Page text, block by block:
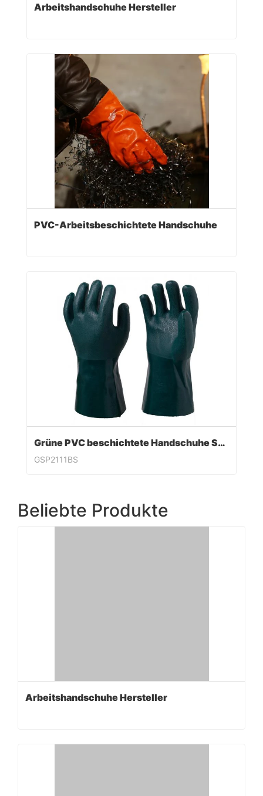
Arbeitshandschuhe Hersteller
PVC-Arbeitsbeschichtete Handschuhe
Grüne PVC beschichtete Handschuhe Sandy Finish
GSP2111BS
Beliebte Produkte
Arbeitshandschuhe Hersteller